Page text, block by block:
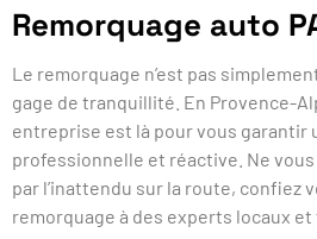
Remorquage auto
Le remorquage n’est pas
gage de tranquillité. En Provence-
entreprise est là pour vous garantir
professionnelle et réactive. Ne
par l’inattendu sur la route, confiez
remorquage à des experts locaux et